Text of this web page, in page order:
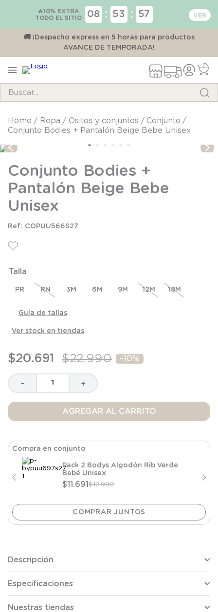
🔥10% EXTRA
TODO EL SITIO
08 : 53 : 57
🚚 ¡Despacho express en 5 horas para productos
AVANCE DE TEMPORADA!
ropa ositos y conjuntos
conjunto
Conjunto Bodies + Pantalón Beige Bebe Unisex
Conjunto Bodies +
Pantalón Beige Bebe
Unisex
COPUU566S27
Talla
PR RN 3M 6M 9M 12M 18M
Guía de tallas
Ver stock en tiendas
$20.691 $22.990 -10%
＋
－
AGREGAR AL CARRITO
Compra en conjunto
Pack 2 Bodys Algodón Rib Verde
Bebé Unisex
$11.691$12.990
Descripción
Especificaciones
Nuestras tiendas
TÉRMINOS MÁS BUSCADOS
3.
zapatillas
4.
body
.
manta
6
panty
9.
10
zapatillas niño